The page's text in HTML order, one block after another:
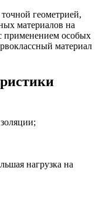
геометрией,
материалов на
применением особых
материал
нагрузка на